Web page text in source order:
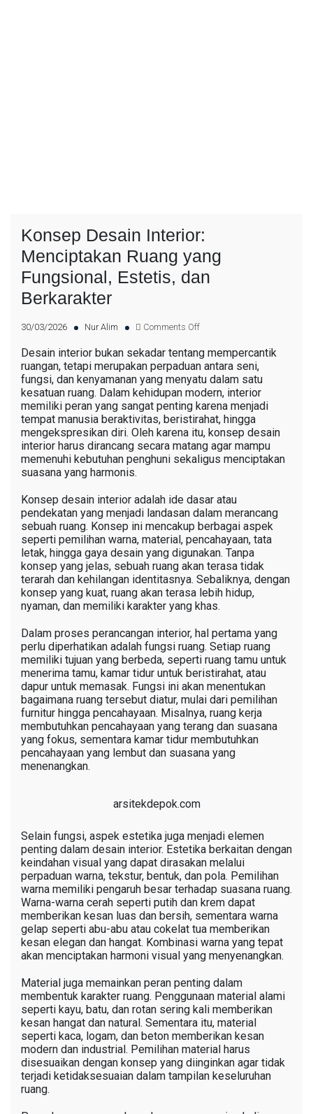
Konsep Desain Interior:
Menciptakan Ruang yang
Fungsional, Estetis, dan
Berkarakter
30/03/2026 Nur Alim Comments Off
Desain interior bukan sekadar tentang mempercantik
ruangan, tetapi merupakan perpaduan antara seni,
fungsi, dan kenyamanan yang menyatu dalam satu
kesatuan ruang. Dalam kehidupan modern, interior
memiliki peran yang sangat penting karena menjadi
tempat manusia beraktivitas, beristirahat, hingga
mengekspresikan diri. Oleh karena itu, konsep desain
interior harus dirancang secara matang agar mampu
memenuhi kebutuhan penghuni sekaligus menciptakan
suasana yang harmonis.
Konsep desain interior adalah ide dasar atau
pendekatan yang menjadi landasan dalam merancang
sebuah ruang. Konsep ini mencakup berbagai aspek
seperti pemilihan warna, material, pencahayaan, tata
letak, hingga gaya desain yang digunakan. Tanpa
konsep yang jelas, sebuah ruang akan terasa tidak
terarah dan kehilangan identitasnya. Sebaliknya, dengan
konsep yang kuat, ruang akan terasa lebih hidup,
nyaman, dan memiliki karakter yang khas.
Dalam proses perancangan interior, hal pertama yang
perlu diperhatikan adalah fungsi ruang. Setiap ruang
memiliki tujuan yang berbeda, seperti ruang tamu untuk
menerima tamu, kamar tidur untuk beristirahat, atau
dapur untuk memasak. Fungsi ini akan menentukan
bagaimana ruang tersebut diatur, mulai dari pemilihan
furnitur hingga pencahayaan. Misalnya, ruang kerja
membutuhkan pencahayaan yang terang dan suasana
yang fokus, sementara kamar tidur membutuhkan
pencahayaan yang lembut dan suasana yang
menenangkan.
arsitekdepok.com
Selain fungsi, aspek estetika juga menjadi elemen
penting dalam desain interior. Estetika berkaitan dengan
keindahan visual yang dapat dirasakan melalui
perpaduan warna, tekstur, bentuk, dan pola. Pemilihan
warna memiliki pengaruh besar terhadap suasana ruang.
Warna-warna cerah seperti putih dan krem dapat
memberikan kesan luas dan bersih, sementara warna
gelap seperti abu-abu atau cokelat tua memberikan
kesan elegan dan hangat. Kombinasi warna yang tepat
akan menciptakan harmoni visual yang menyenangkan.
Material juga memainkan peran penting dalam
membentuk karakter ruang. Penggunaan material alami
seperti kayu, batu, dan rotan sering kali memberikan
kesan hangat dan natural. Sementara itu, material
seperti kaca, logam, dan beton memberikan kesan
modern dan industrial. Pemilihan material harus
disesuaikan dengan konsep yang diinginkan agar tidak
terjadi ketidaksesuaian dalam tampilan keseluruhan
ruang.